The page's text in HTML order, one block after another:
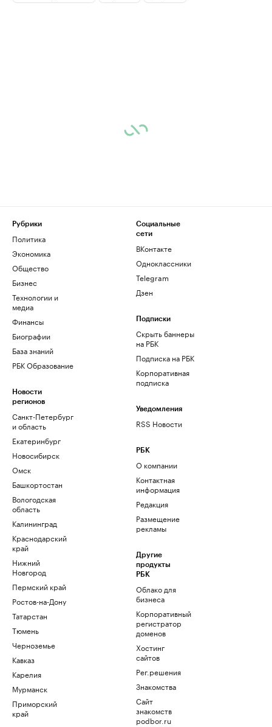
Рубрики
Политика
Экономика
Общество
Бизнес
Технологии и
медиа
Финансы
Биографии
База знаний
РБК Образование
Новости
регионов
Санкт-Петербург
и область
Екатеринбург
Новосибирск
Омск
Башкортостан
Вологодская
область
Калининград
Краснодарский
край
Нижний
Новгород
Пермский край
Ростов-на-Дону
Татарстан
Тюмень
Черноземье
Кавказ
Карелия
Мурманск
Приморский
край
Социальные
сети
ВКонтакте
Одноклассники
Telegram
Дзен
Подписки
Скрыть баннеры
на РБК
Подписка на РБК
Корпоративная
подписка
Уведомления
RSS Новости
РБК
О компании
Контактная
информация
Редакция
Размещение
рекламы
Другие
продукты
РБК
Облако для
бизнеса
Корпоративный
регистратор
доменов
Хостинг
сайтов
Рег.решения
Знакомства
Сайт
знакомств
podbor.ru